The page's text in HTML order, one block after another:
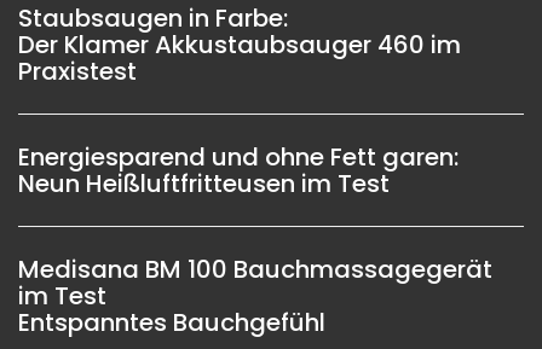
Staubsaugen in Farbe:
Der Klamer Akkustaubsauger 460 im
Praxistest
Energiesparend und ohne Fett garen:
Neun Heißluftfritteusen im Test
Medisana BM 100 Bauchmassagegerät
im Test
Entspanntes Bauchgefühl